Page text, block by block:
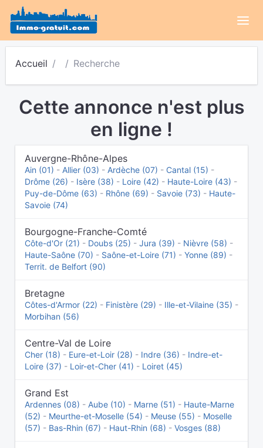
Accueil Recherche
Cette annonce n'est plus
en ligne !
Auvergne-Rhône-Alpes
Ain (01) - Allier (03) - Ardèche (07) - Cantal (15) -
Drôme (26) - Isère (38) - Loire (42) - Haute-Loire (43) -
Puy-de-Dôme (63) - Rhône (69) - Savoie (73) - Haute-
Savoie (74)
Bourgogne-Franche-Comté
Côte-d'Or (21) - Doubs (25) - Jura (39) - Nièvre (58) -
Haute-Saône (70) - Saône-et-Loire (71) - Yonne (89) -
Territ. de Belfort (90)
Bretagne
Côtes-d'Armor (22) - Finistère (29) - Ille-et-Vilaine (35) -
Morbihan (56)
Centre-Val de Loire
Cher (18) - Eure-et-Loir (28) - Indre (36) - Indre-et-
Loire (37) - Loir-et-Cher (41) - Loiret (45)
Grand Est
Ardennes (08) - Aube (10) - Marne (51) - Haute-Marne
(52) - Meurthe-et-Moselle (54) - Meuse (55) - Moselle
(57) - Bas-Rhin (67) - Haut-Rhin (68) - Vosges (88)